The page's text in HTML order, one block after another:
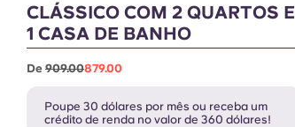
CLÁSSICO COM 2 QUARTOS E
1 CASA DE BANHO
De 909.00879.00
Poupe 30 dólares por mês ou receba um
crédito de renda no valor de 360 dólares!